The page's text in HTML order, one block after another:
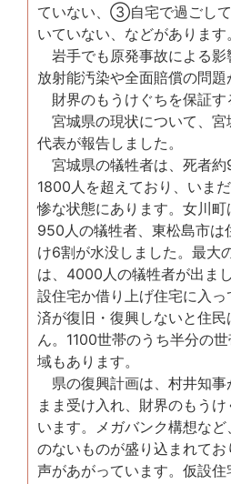
ていない、③自宅で過ごし
いていない、などがあります。
岩手でも原発事故による影
放射能汚染や全面賠償の問題
財界のもうけぐちを保証す
宮城県の現状について、宮
代表が報告しました。
宮城県の犠牲者は、死者
1800人を超えており、いま
惨な状態にあります。女川町
950人の犠牲者、東松島市は
け6割が水没しました。最大
は、4000人の犠牲者が出ま
設住宅か借り上げ住宅に入
済が復旧・復興しないと住
ん。1100世帯のうち半分の
域もあります。
県の復興計画は、村井知事
まま受け入れ、財界のもう
います。メガバンク構想な
のないものが盛り込まれて
声があがっています。仮設